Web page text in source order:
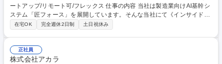
ートアップ/リモート可/フレックス 仕事の内容 当社は製造業向けAI基幹シ
ステム「匠フォース」を展開しています。そんな当社にて《インサイドセ
ールス》を募集します。 リードに対する対話から課題を抽出し、質の高い
へのアプローチと課題ヒアリング ■CRMへの情報記録と提案ストーリー設
計 ■マーケティング・FSとの連携およびプロダクトへのフィードバック ■
在宅OK 完全週休2日制 土日祝休み
正社員
株式会社アカラ